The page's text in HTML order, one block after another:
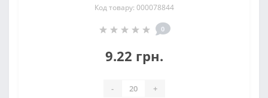
Код товару: 000078844
0
9.22 грн.
- +